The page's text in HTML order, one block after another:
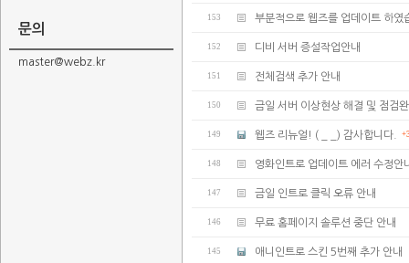
문의
master@webz.kr
153 부분적으로 웹즈를 업데이트 하였
152 디비 서버 증설작업안내
151 전체검색 추가 안내
150 금일 서버 이상현상 해결 및 점검
149 웹즈 리뉴얼! ( _ _) 감사합니다.
148 영화인트로 업데이트 에러 수정안
147 금일 인트로 클릭 오류 안내
146 무료 홈페이지 솔루션 중단 안내
145 애니인트로 스킨 5번째 추가 안내